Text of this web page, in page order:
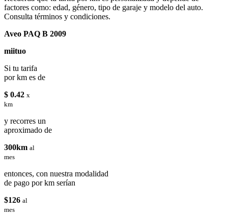
factores como: edad, género, tipo de garaje y modelo del auto.
Consulta términos y condiciones.
Aveo PAQ B 2009
miituo
Si tu tarifa
por km es de
$ 0.42 x
km
y recorres un
aproximado de
300km al
mes
entonces, con nuestra modalidad
de pago por km serían
$126 al
mes